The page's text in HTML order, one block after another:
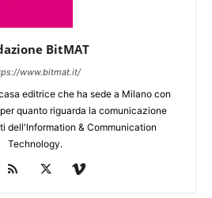
BitMAT
www.bitmat.it/
editrice che ha sede a Milano con
quanto riguarda la comunicazione
dell'lnformation & Communication
Technology.